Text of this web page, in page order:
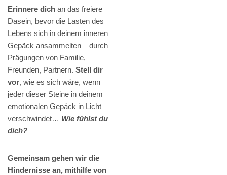
Erinnere dich an das freiere
Dasein, bevor die Lasten des
Lebens sich in deinem inneren
Gepäck ansammelten – durch
Prägungen von Familie,
Freunden, Partnern. Stell dir
vor, wie es sich wäre, wenn
jeder dieser Steine in deinem
emotionalen Gepäck in Licht
verschwindet… Wie fühlst du
dich?
Gemeinsam gehen wir die
Hindernisse an, mithilfe von